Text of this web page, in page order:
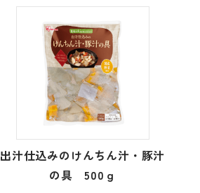
出汁仕込みのけんちん汁・豚汁
の具 500ｇ